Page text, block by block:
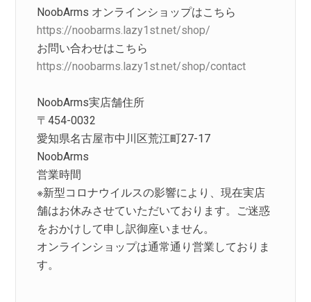
NoobArms オンラインショップはこちら
https://noobarms.lazy1st.net/shop/
お問い合わせはこちら
https://noobarms.lazy1st.net/shop/contact
NoobArms実店舗住所
〒454-0032
愛知県名古屋市中川区荒江町27-17
NoobArms
営業時間
※新型コロナウイルスの影響により、現在実店
舗はお休みさせていただいております。ご迷惑
をおかけして申し訳御座いません。
オンラインショップは通常通り営業しておりま
す。